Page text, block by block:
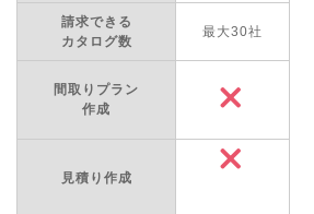
請求できる
カタログ数
最大30社
間取りプラン
作成
見積り作成